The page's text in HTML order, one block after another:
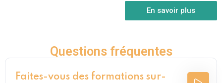
En savoir plus
Questions fréquentes
Faites-vous des formations sur-